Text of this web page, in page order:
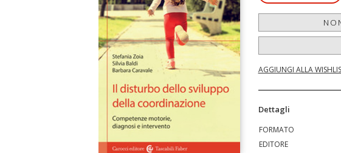
AGGIUNGI ALLA
Dettagli
FORMATO
EDITORE